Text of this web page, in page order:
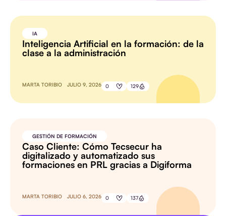
IA
Inteligencia Artificial en la formación: de la
clase a la administración
MARTA TORIBIO JULIO 9, 2026 0 129
GESTIÓN DE FORMACIÓN
Caso Cliente: Cómo Tecsecur ha
digitalizado y automatizado sus
formaciones en PRL gracias a Digiforma
MARTA TORIBIO JULIO 6, 2026 0 137